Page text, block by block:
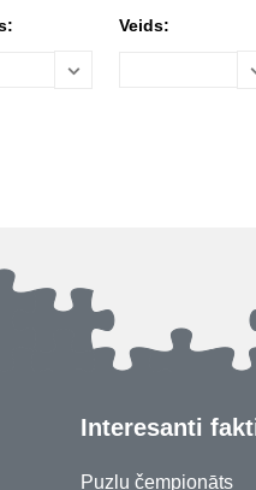
Veids:
Interesanti
Puzļu čempionāts